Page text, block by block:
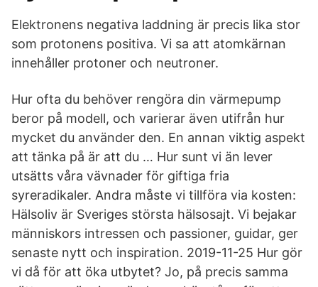
Elektronens negativa laddning är precis lika stor
som protonens positiva. Vi sa att atomkärnan
innehåller protoner och neutroner.
Hur ofta du behöver rengöra din värmepump
beror på modell, och varierar även utifrån hur
mycket du använder den. En annan viktig aspekt
att tänka på är att du … Hur sunt vi än lever
utsätts våra vävnader för giftiga fria
syreradikaler. Andra måste vi tillföra via kosten:
Hälsoliv är Sveriges största hälsosajt. Vi bejakar
människors intressen och passioner, guidar, ger
senaste nytt och inspiration. 2019-11-25 Hur gör
vi då för att öka utbytet? Jo, på precis samma